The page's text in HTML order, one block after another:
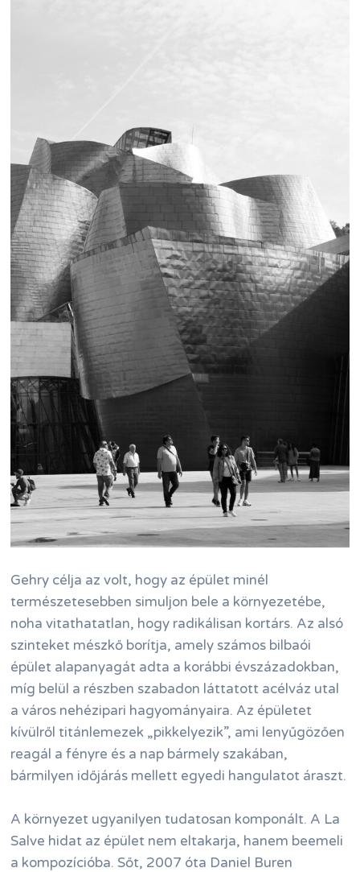
Gehry célja az volt, hogy az épület minél
természetesebben simuljon bele a környezetébe,
noha vitathatatlan, hogy radikálisan kortárs. Az alsó
szinteket mészkő borítja, amely számos bilbaói
épület alapanyagát adta a korábbi évszázadokban,
míg belül a részben szabadon láttatott acélváz utal
a város nehézipari hagyományaira. Az épületet
kívülről titánlemezek „pikkelyezik”, ami lenyűgözően
reagál a fényre és a nap bármely szakában,
bármilyen időjárás mellett egyedi hangulatot áraszt.
A környezet ugyanilyen tudatosan komponált. A La
Salve hidat az épület nem eltakarja, hanem beemeli
a kompozícióba. Sőt, 2007 óta Daniel Buren